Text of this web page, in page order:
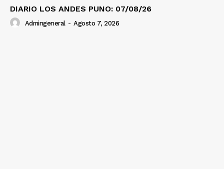
DIARIO LOS ANDES PUNO: 07/08/26
Admingeneral - Agosto 7, 2026